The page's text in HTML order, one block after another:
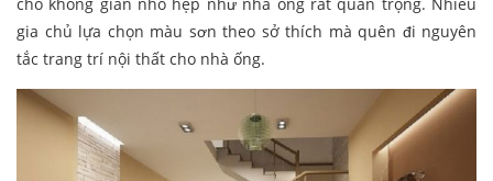
gia chủ lựa chọn màu sơn theo sở thích mà quên đi nguyên
tắc trang trí nội thất cho nhà ống.